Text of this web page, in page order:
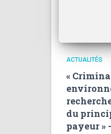
ACTUALITÉS
«
du
payeur »